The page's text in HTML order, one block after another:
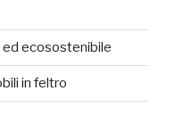
ed ecosostenibile
in feltro